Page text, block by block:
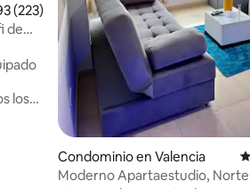
promedio: 4.93 de 5; 223
(223)
de
los
Condominio en Valencia
Moderno Apartaestudio,